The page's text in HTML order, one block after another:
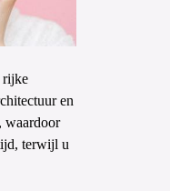
rijke
en
waardoor
terwijl u